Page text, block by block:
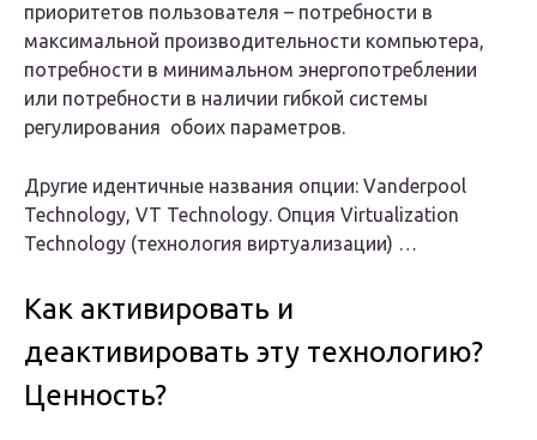
приоритетов пользователя – потребности в
максимальной производительности компьютера,
потребности в минимальном энергопотреблении
или потребности в наличии гибкой системы
регулирования обоих параметров.
Другие идентичные названия опции: Vanderpool
Technology, VT Technology. Опция Virtualization
Technology (технология виртуализации) …
Как активировать и
деактивировать эту технологию?
Ценность?